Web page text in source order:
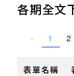
各期全文
« 1 2
表單名稱